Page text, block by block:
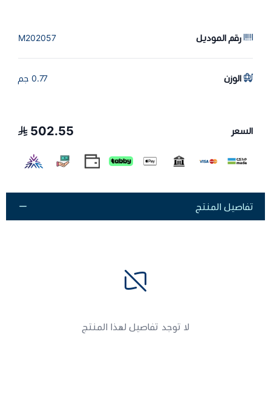
رقم الموديل M202057
الوزن 0.77 جم
السعر 502.55
تفاصيل المنتج
لا توجد تفاصيل لهذا المنتج